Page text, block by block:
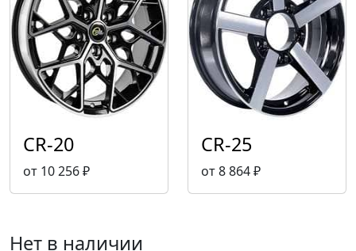
CR-20
от 10 256 ₽
CR-25
от 8 864 ₽
Нет в наличии